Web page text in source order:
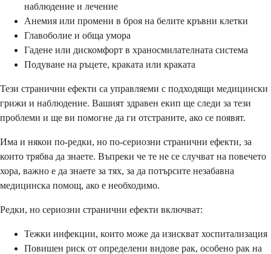
наблюдение и лечение
Анемия или промени в броя на белите кръвни клетки
Главоболие и обща умора
Гадене или дискомфорт в храносмилателната система
Подуване на ръцете, краката или краката
Тези странични ефекти са управляеми с подходящи медицински
грижи и наблюдение. Вашият здравен екип ще следи за тези
проблеми и ще ви помогне да ги отстраните, ако се появят.
Има и някои по-редки, но по-сериозни странични ефекти, за
които трябва да знаете. Въпреки че те не се случват на повечето
хора, важно е да знаете за тях, за да потърсите незабавна
медицинска помощ, ако е необходимо.
Редки, но сериозни странични ефекти включват:
Тежки инфекции, които може да изискват хоспитализация
Повишен риск от определени видове рак, особено рак на